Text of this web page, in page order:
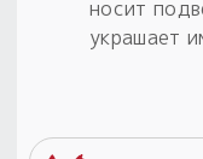
носит
украшает